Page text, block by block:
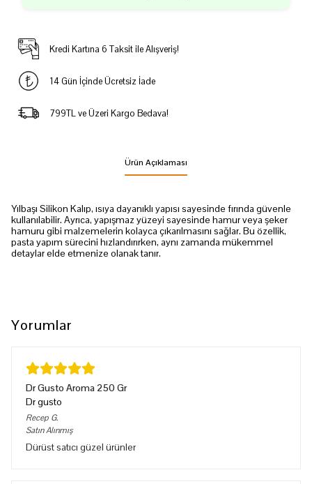
Kredi Kartına 6 Taksit ile Alışveriş!
14 Gün İçinde Ücretsiz İade
799TL ve Üzeri Kargo Bedava!
Ürün Açıklaması
Yılbaşı Silikon Kalıp, ısıya dayanıklı yapısı sayesinde fırında güvenle
kullanılabilir. Ayrıca, yapışmaz yüzeyi sayesinde hamur veya şeker
hamuru gibi malzemelerin kolayca çıkarılmasını sağlar. Bu özellik,
pasta yapım sürecini hızlandırırken, aynı zamanda mükemmel
detaylar elde etmenize olanak tanır.
Yorumlar
Dr Gusto Aroma 250 Gr
Dr gusto
Recep G.
Satın Alınmış
Dürüst satıcı güzel ürünler